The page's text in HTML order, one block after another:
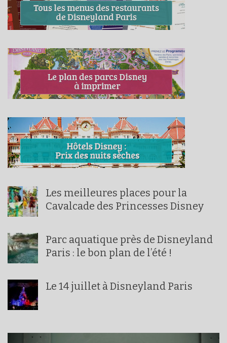
Les meilleures places pour la
Cavalcade des Princesses Disney
Parc aquatique près de Disneyland
Paris : le bon plan de l’été !
Le 14 juillet à Disneyland Paris